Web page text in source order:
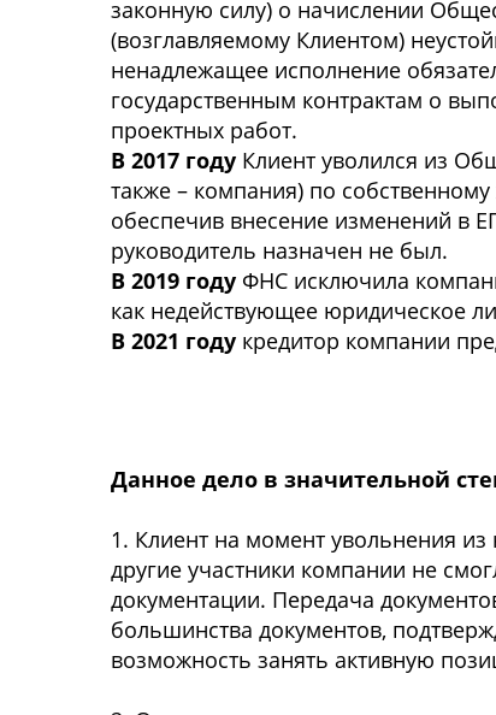
законную силу) о начислении
(возглавляемому Клиентом)
ненадлежащее исполнение
государственным контрактам о
проектных работ.
В 2017 году Клиент уволился из
также – компания) по
обеспечив внесение изменений в
руководитель назначен не был.
В 2019 году ФНС исключила
как недействующее юридическое
В 2021 году кредитор компании
Данное дело в значительной
1. Клиент на момент увольнения
другие участники компании не
документации. Передача
большинства документов,
возможность занять активную